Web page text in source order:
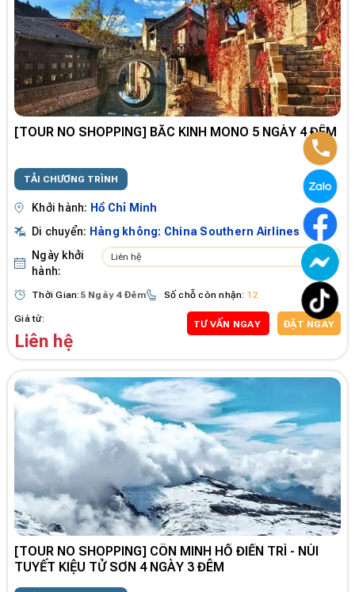
[TOUR NO SHOPPING] BẮC KINH MONO 5 NGÀY 4 ĐÊM
TẢI CHƯƠNG TRÌNH
Khởi hành: Hồ Chí Minh
Di chuyển: Hàng không: China Southern Airlines
Ngày khởi
hành:
Liên hệ
Thời Gian: 5 Ngày 4 Đêm Số chỗ còn nhận: 12
Giá từ:
Liên hệ
TƯ VẤN NGAY ĐẶT NGAY
[TOUR NO SHOPPING] CÔN MINH HỒ ĐIỀN TRÌ - NÚI
TUYẾT KIỆU TỬ SƠN 4 NGÀY 3 ĐÊM